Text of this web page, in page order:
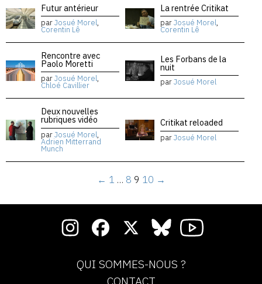
Futur antérieur
parJosué Morel,
Corentin Lê
La rentrée Critikat
parJosué Morel,
Corentin Lê
Rencontre avec
Paolo Moretti
parJosué Morel,
Chloé Cavillier
Les Forbans de la
nuit
parJosué Morel
Deux nouvelles
rubriques vidéo
parJosué Morel,
Adrien Mitterrand
Munch
Critikat reloaded
parJosué Morel
← 1 … 8 9 10 →
QUI SOMMES-NOUS ?
CONTACT